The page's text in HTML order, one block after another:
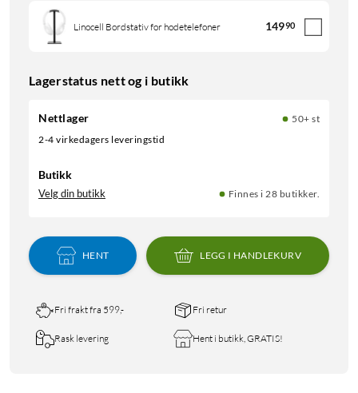
Linocell Bordstativ for hodetelefoner 14990
Lagerstatus nett og i butikk
Nettlager
50+ st
2-4 virkedagers leveringstid
Butikk
Velg din butikk Finnes i 28 butikker.
HENT LEGG I HANDLEKURV
Fri frakt fra 599,- Fri retur
Rask levering Hent i butikk, GRATIS!